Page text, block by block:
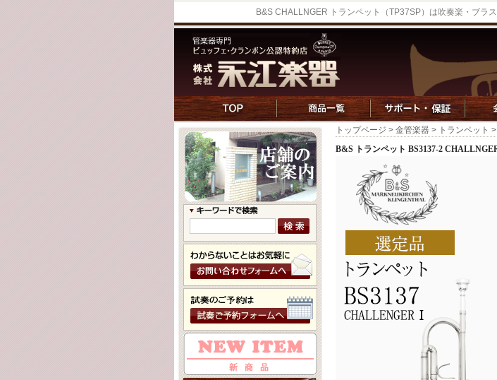
B&S CHALLNGER トランペット（TP37SP）は吹奏楽・ブラ
トップページ > 金管楽器 > トランペット
B&S トランペット BS3137-2